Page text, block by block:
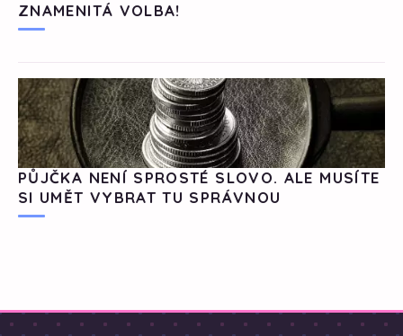
ZNAMENITÁ VOLBA!
PŮJČKA NENÍ SPROSTÉ SLOVO. ALE MUSÍTE
SI UMĚT VYBRAT TU SPRÁVNOU